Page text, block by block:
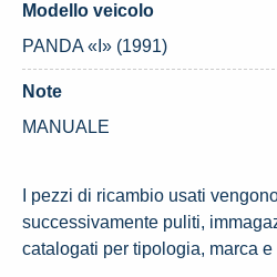
Modello veicolo
PANDA «I» (1991)
Note
MANUALE
I pezzi di ricambio usati
successivamente puliti,
catalogati per tipologia, marca e